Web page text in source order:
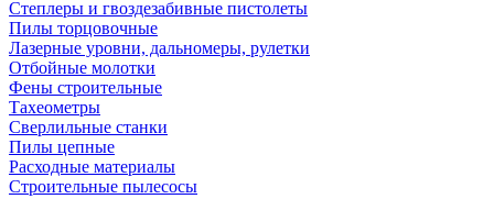
Степлеры и гвоздезабивные пистолеты
Пилы торцовочные
Лазерные уровни, дальномеры, рулетки
Отбойные молотки
Фены строительные
Тахеометры
Сверлильные станки
Пилы цепные
Расходные материалы
Строительные пылесосы